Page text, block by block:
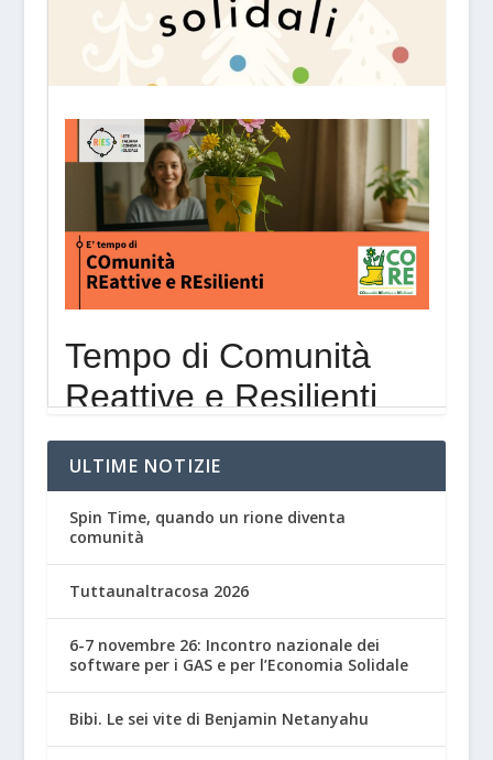
ULTIME NOTIZIE
Spin Time, quando un rione diventa
comunità
Tuttaunaltracosa 2026
6-7 novembre 26: Incontro nazionale dei
software per i GAS e per l’Economia Solidale
Bibi. Le sei vite di Benjamin Netanyahu